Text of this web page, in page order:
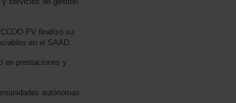
PV finalizó su
en el SAAD:
en prestaciones y
autónomas.